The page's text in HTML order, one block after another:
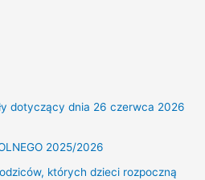
dotyczący dnia 26 czerwca 2026
2025/2026
których dzieci rozpoczną